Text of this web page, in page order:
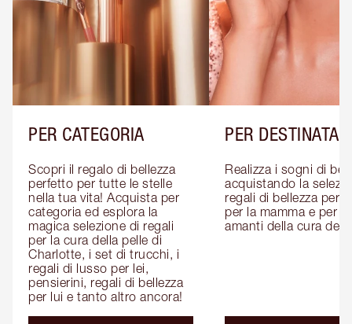
PER CATEGORIA
Scopri il regalo di bellezza
perfetto per tutte le stelle
nella tua vita! Acquista per
categoria ed esplora la
magica selezione di regali
per la cura della pelle di
Charlotte, i set di trucchi, i
regali di lusso per lei,
pensierini, regali di bellezza
per lui e tanto altro ancora!
PER
Realizza i sogni di
acquistando la
regali di bellezza per
per la mamma e per
amanti della cura